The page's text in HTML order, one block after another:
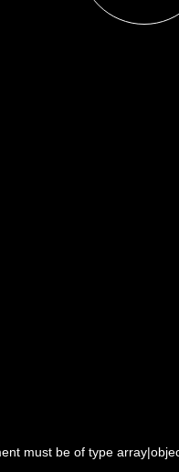
must be of type